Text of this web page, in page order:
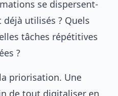
se dispersent-
utilisés ? Quels
tâches répétitives
?
priorisation. Une